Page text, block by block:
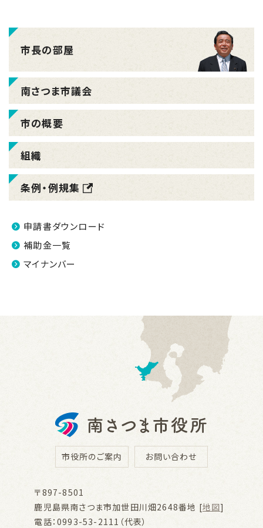
市長の部屋
南さつま市議会
市の概要
組織
条例・例規集
申請書ダウンロード
補助金一覧
マイナンバー
市役所のご案内 お問い合わせ
〒897-8501
鹿児島県南さつま市加世田川畑2648番地 [地図]
電話：0993-53-2111（代表）